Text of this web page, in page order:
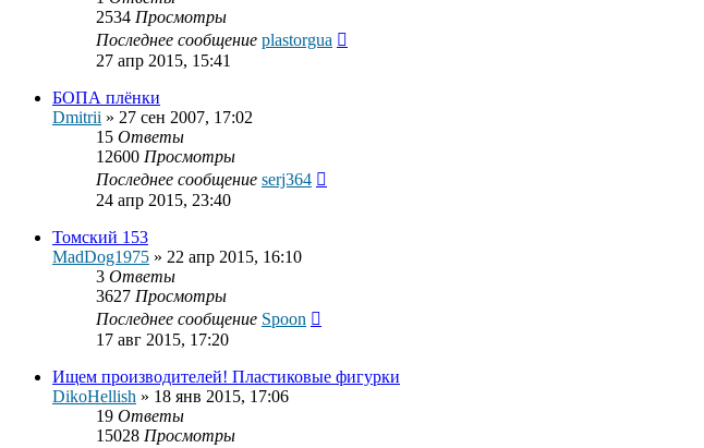
2534 Просмотры
Последнее сообщение plastorgua
27 апр 2015, 15:41
БОПА плёнки
Dmitrii » 27 сен 2007, 17:02
15 Ответы
12600 Просмотры
Последнее сообщение serj364
24 апр 2015, 23:40
Томский 153
MadDog1975 » 22 апр 2015, 16:10
3 Ответы
3627 Просмотры
Последнее сообщение Spoon
17 авг 2015, 17:20
Ищем производителей! Пластиковые фигурки
DikoHellish » 18 янв 2015, 17:06
19 Ответы
15028 Просмотры